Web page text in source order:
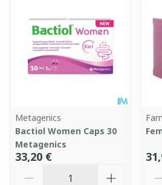
Metagenics
Bactiol Women Caps 30
Metagenics
33,20 €